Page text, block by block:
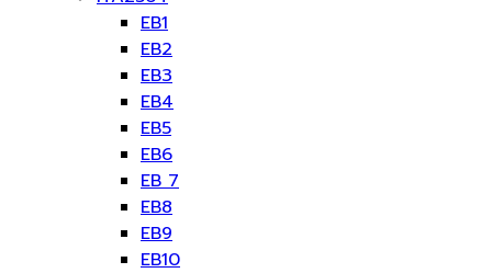
EB1
EB2
EB3
EB4
EB5
EB6
EB 7
EB8
EB9
EB10